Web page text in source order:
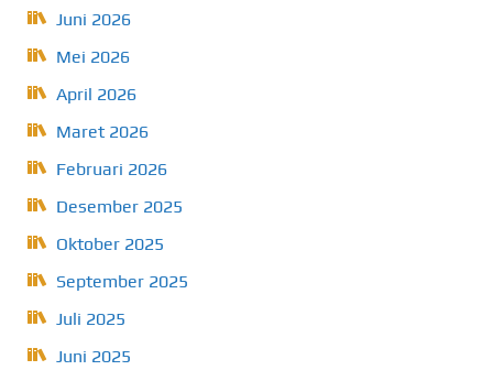
Juni 2026
Mei 2026
April 2026
Maret 2026
Februari 2026
Desember 2025
Oktober 2025
September 2025
Juli 2025
Juni 2025